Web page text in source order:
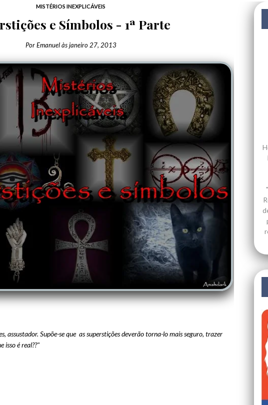
MISTÉRIOS INEXPLICÁVEIS
e Símbolos - 1ª Parte
Por Emanuel àsjaneiro 27, 2013
assustador. Supõe-se que as superstições deverão torna-lo mais seguro, trazer
isso é real??"